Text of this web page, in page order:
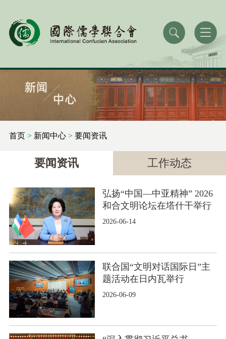
首页> 新闻中心> 要闻资讯
要闻资讯 工作动态
弘扬“中国—中亚精神” 2026
和合文明论坛在塔什干举行
2026-06-14
联合国“文明对话国际日”主
题活动在日内瓦举行
2026-06-09